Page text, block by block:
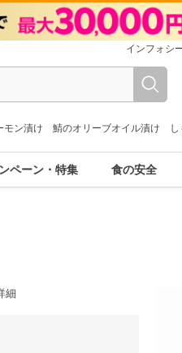
インフォシ
モン漬け 鯖のオリーブオイル漬け
ペーン・特集 食の安全
細